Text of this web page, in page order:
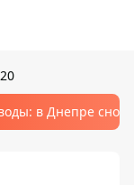
в Днепре